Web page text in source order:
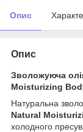
Опис
Опис
Зволожуюча
Moisturizing
Натуральна
Natural
холодного